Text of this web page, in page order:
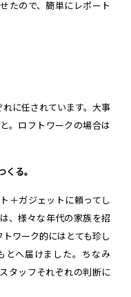
たので、簡単にレポート
れに任されています。大事
。ロフトワークの場合は
くる。
＋ガジェットに頼ってし
、様々な年代の家族を招
ワーク的にはとても珍し
とへ届けました。ちなみ
タッフそれぞれの判断に